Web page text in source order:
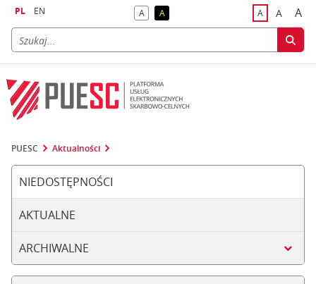
PL EN Akontrast domyślny
Akontrast żółty tekst na czarnym tle
Adomyślna
A A
PUESC Aktualności
NIEDOSTĘPNOŚCI
AKTUALNE
ARCHIWALNE